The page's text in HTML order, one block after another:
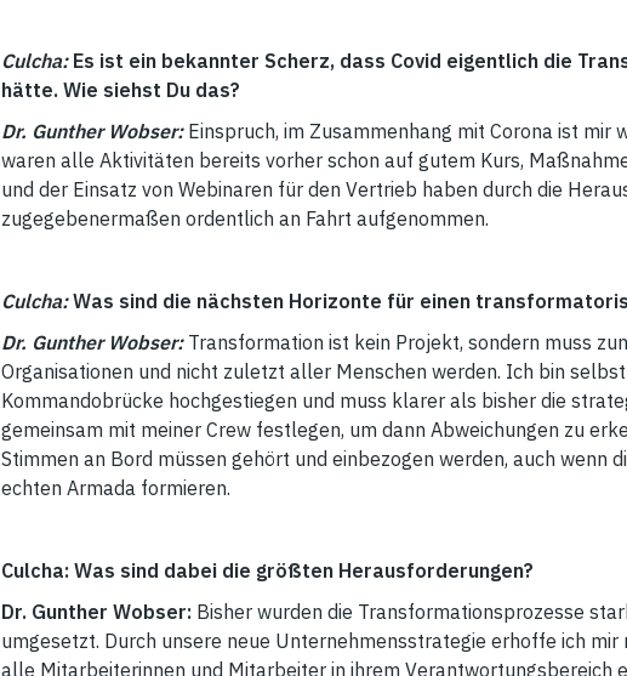
Culcha: Es ist ein bekannter Scherz, dass Covid eigentlich die
hätte. Wie siehst Du das?
Dr. Gunther Wobser: Einspruch, im Zusammenhang mit Corona ist mir
waren alle Aktivitäten bereits vorher schon auf gutem Kurs,
und der Einsatz von Webinaren für den Vertrieb haben durch die
zugegebenermaßen ordentlich an Fahrt aufgenommen.
Culcha:Was sind die nächsten Horizonte für einen
Dr. Gunther Wobser: Transformation ist kein Projekt, sondern muss
Organisationen und nicht zuletzt aller Menschen werden. Ich bin
Kommandobrücke hochgestiegen und muss klarer als bisher die
gemeinsam mit meiner Crew festlegen, um dann Abweichungen zu
Stimmen an Bord müssen gehört und einbezogen werden, auch wenn
echten Armada formieren.
Culcha: Was sind dabei die größten Herausforderungen?
Dr. Gunther Wobser: Bisher wurden die Transformationsprozesse
umgesetzt. Durch unsere neue Unternehmensstrategie erhoffe ich mir
alle Mitarbeiterinnen und Mitarbeiter in ihrem Verantwortungsbereich